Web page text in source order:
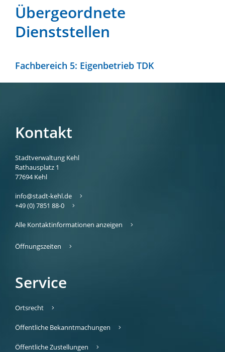
Übergeordnete
Dienststellen
Fachbereich 5: Eigenbetrieb TDK
Kontakt
Stadtverwaltung Kehl
Rathausplatz 1
77694 Kehl
info@stadt-kehl.de
+49 (0) 7851 88-0
Alle Kontaktinformationen anzeigen
Öffnungszeiten
Service
Ortsrecht
Öffentliche Bekanntmachungen
Öffentliche Zustellungen